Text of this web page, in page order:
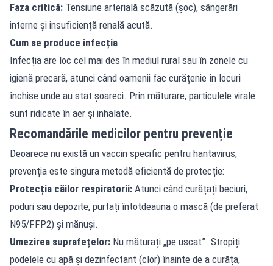
Faza critică: Tensiune arterială scăzută (șoc), sângerări
interne și insuficiență renală acută.
Cum se produce infecția
Infecția are loc cel mai des în mediul rural sau în zonele cu
igienă precară, atunci când oamenii fac curățenie în locuri
închise unde au stat șoareci. Prin măturare, particulele virale
sunt ridicate în aer și inhalate.
Recomandările medicilor pentru prevenție
Deoarece nu există un vaccin specific pentru hantavirus,
prevenția este singura metodă eficientă de protecție:
Protecția căilor respiratorii: Atunci când curățați beciuri,
poduri sau depozite, purtați întotdeauna o mască (de preferat
N95/FFP2) și mănuși.
Umezirea suprafețelor: Nu măturați „pe uscat”. Stropiți
podelele cu apă și dezinfectant (clor) înainte de a curăța,